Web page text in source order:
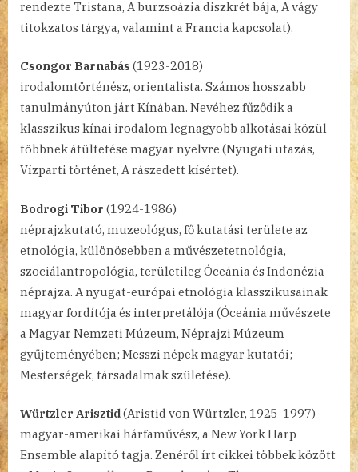
rendezte Tristana, A burzsoázia diszkrét bája, A vágy
titokzatos tárgya, valamint a Francia kapcsolat).
Csongor Barnabás (1923-2018)
irodalomtörténész, orientalista. Számos hosszabb
tanulmányúton járt Kínában. Nevéhez fűződik a
klasszikus kínai irodalom legnagyobb alkotásai közül
többnek átültetése magyar nyelvre (Nyugati utazás,
Vízparti történet, A rászedett kísértet).
Bodrogi Tibor (1924-1986)
néprajzkutató, muzeológus, fő kutatási területe az
etnológia, különösebben a művészetetnológia,
szociálantropológia, területileg Óceánia és Indonézia
néprajza. A nyugat-európai etnológia klasszikusainak
magyar fordítója és interpretálója (Óceánia művészete
a Magyar Nemzeti Múzeum, Néprajzi Múzeum
gyűjteményében; Messzi népek magyar kutatói;
Mesterségek, társadalmak születése).
Würtzler Arisztid(Aristid von Würtzler, 1925-1997)
magyar-amerikai hárfaművész, a New York Harp
Ensemble alapító tagja. Zenéről írt cikkei többek között